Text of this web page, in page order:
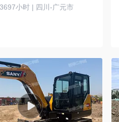
小时 | 四川-广元市